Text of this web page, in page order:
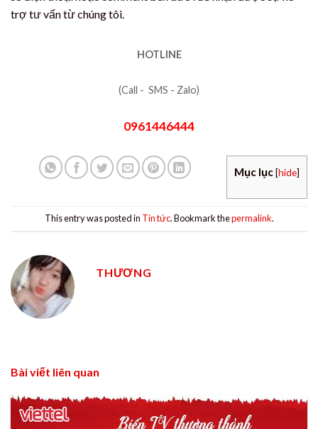
trợ tư vấn từ chúng tôi.
HOTLINE
(Call - SMS - Zalo)
0961446444
Mục lục [hide]
This entry was posted in Tin tức. Bookmark thepermalink.
THƯƠNG
Bài viết liên quan